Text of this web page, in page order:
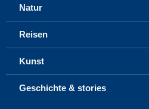
Natur
Reisen
Kunst
Geschichte & stories